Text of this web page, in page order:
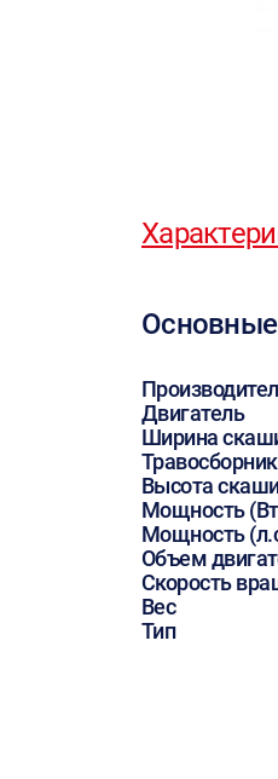
Основные
Двигатель
Ширина
Травосборник
Высота
Мощность
Мощность
Объем
Скорость
Вес
Тип